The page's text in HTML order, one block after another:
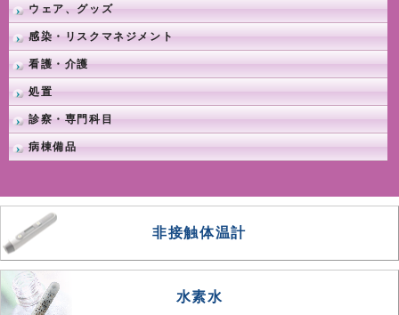
ウェア、グッズ
感染・リスクマネジメント
看護・介護
処置
診察・専門科目
病棟備品
非接触体温計
水素水